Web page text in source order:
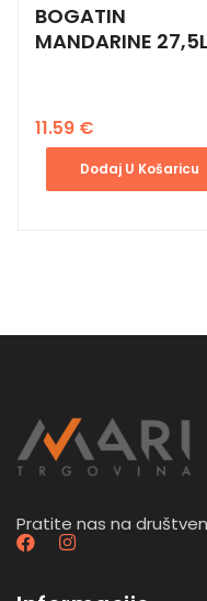
BOGATIN
MANDARINE 27,5L
11.59 €
Dodaj U Košaricu
Pratite nas na